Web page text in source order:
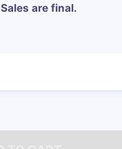
Sales are final.